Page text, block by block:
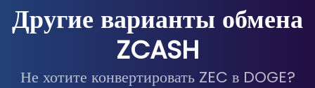
Другие варианты обмена
ZCASH
Не хотите конвертировать ZEC в DOGE?